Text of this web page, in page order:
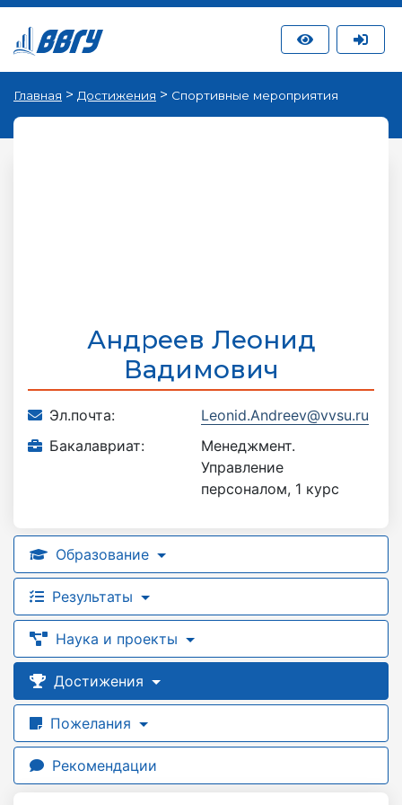
Главная > Достижения > Спортивные мероприятия
Андреев Леонид
Вадимович
Эл.почта:
Leonid.Andreev@vvsu.ru
Бакалавриат:
Менеджмент.
Управление
персоналом, 1 курс
Образование
Результаты
Наука и проекты
Достижения
Пожелания
Рекомендации